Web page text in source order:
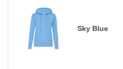
Sky Blue